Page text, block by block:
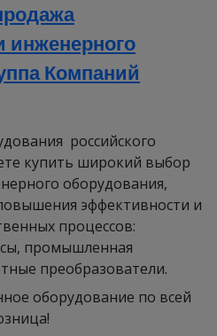
Компаний
российского
купить широкий выбор
оборудования,
эффективности и
процессов:
промышленная
преобразователи.
оборудование по всей